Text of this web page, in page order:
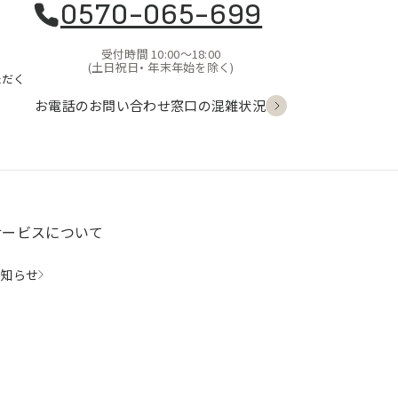
く
0570-065-699
受付時間 10:00〜18:00
(土日祝日・ 年末年始を除く)
お電話のお問い合わせ窓口の混雑状況
ビスについて
らせ